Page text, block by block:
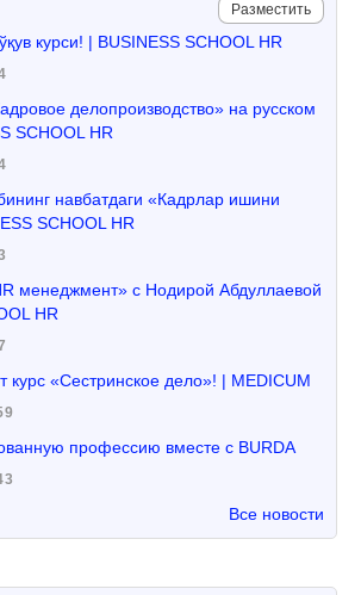
Разместить
курси! | BUSINESS SCHOOL HR
делопроизводство» на русском
SCHOOL HR
навбатдаги «Кадрлар ишини
SCHOOL HR
менеджмент» с Нодирой Абдуллаевой
HR
курс «Сестринское дело»! | MEDICUM
профессию вместе с BURDA
Все новости